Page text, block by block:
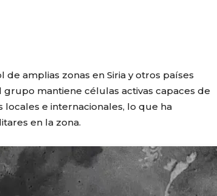
amplias zonas en Siria y otros países
grupo mantiene células activas capaces de
e internacionales, lo que ha
en la zona.